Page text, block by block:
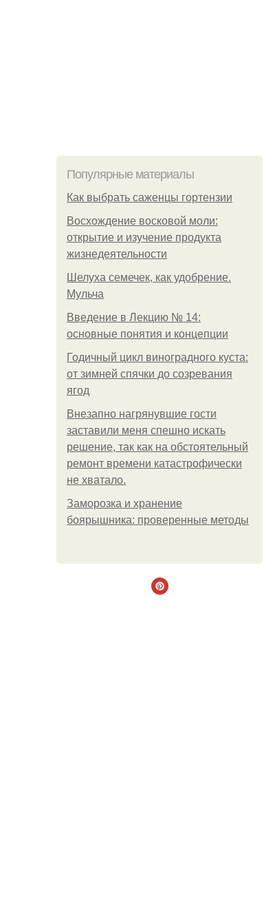
Популярные материалы
Как выбрать саженцы гортензии
Восхождение восковой моли:
открытие и изучение продукта
жизнедеятельности
Шелуха семечек, как удобрение.
Мульча
Введение в Лекцию № 14:
основные понятия и концепции
Годичный цикл виноградного куста:
от зимней спячки до созревания
ягод
Внезапно нагрянувшие гости
заставили меня спешно искать
решение, так как на обстоятельный
ремонт времени катастрофически
не хватало.
Заморозка и хранение
боярышника: проверенные методы